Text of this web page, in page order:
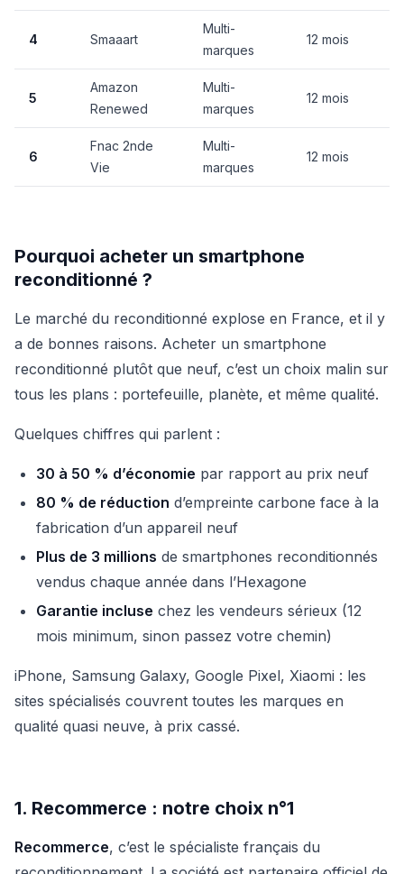
4 Smaaart
Multi-
marques
12 mois
5
Amazon
Renewed
Multi-
marques
12 mois
6
Fnac 2nde
Vie
Multi-
marques
12 mois
Pourquoi acheter un smartphone
reconditionné ?
Le marché du reconditionné explose en France, et il y
a de bonnes raisons. Acheter un smartphone
reconditionné plutôt que neuf, c’est un choix malin sur
tous les plans : portefeuille, planète, et même qualité.
Quelques chiffres qui parlent :
30 à 50 % d’économie par rapport au prix neuf
80 % de réduction d’empreinte carbone face à la
fabrication d’un appareil neuf
Plus de 3 millions de smartphones reconditionnés
vendus chaque année dans l’Hexagone
Garantie incluse chez les vendeurs sérieux (12
mois minimum, sinon passez votre chemin)
iPhone, Samsung Galaxy, Google Pixel, Xiaomi : les
sites spécialisés couvrent toutes les marques en
qualité quasi neuve, à prix cassé.
1. Recommerce : notre choix n°1
Recommerce, c’est le spécialiste français du